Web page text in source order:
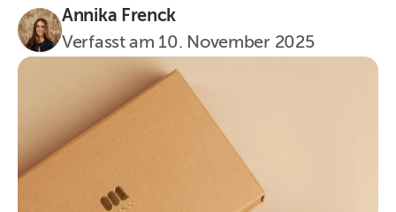
Annika Frenck
Verfasst am 10. November 2025